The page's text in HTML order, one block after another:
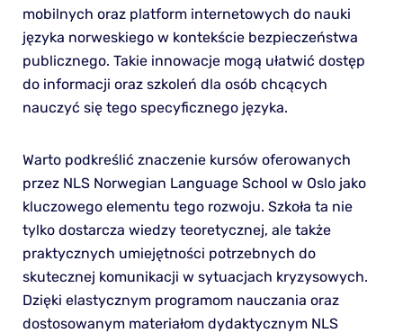
mobilnych oraz platform internetowych do nauki
języka norweskiego w kontekście bezpieczeństwa
publicznego. Takie innowacje mogą ułatwić dostęp
do informacji oraz szkoleń dla osób chcących
nauczyć się tego specyficznego języka.
Warto podkreślić znaczenie kursów oferowanych
przez NLS Norwegian Language School w Oslo jako
kluczowego elementu tego rozwoju. Szkoła ta nie
tylko dostarcza wiedzy teoretycznej, ale także
praktycznych umiejętności potrzebnych do
skutecznej komunikacji w sytuacjach kryzysowych.
Dzięki elastycznym programom nauczania oraz
dostosowanym materiałom dydaktycznym NLS